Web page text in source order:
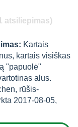
atsiliepimas)
Kartais
kartais visiškas
"papuolė"
alus.
rūšis-
2017-08-05,